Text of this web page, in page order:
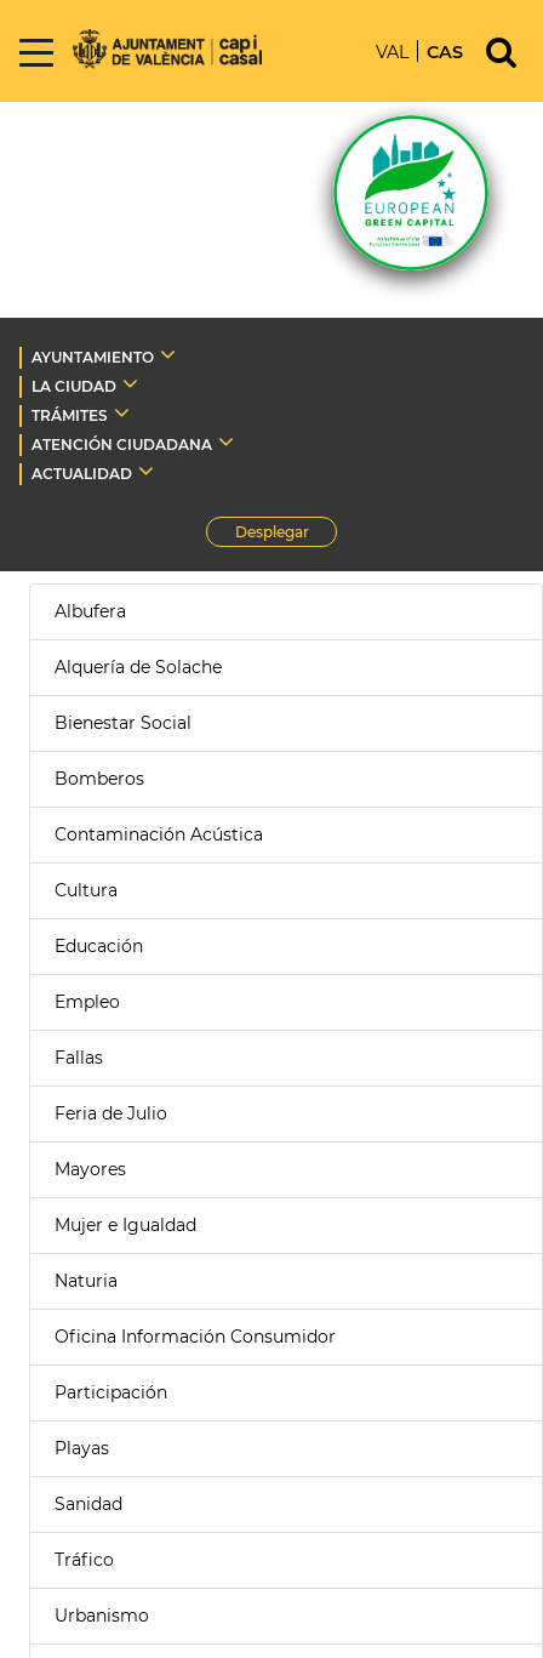
VAL CAS
AYUNTAMIENTO
LA CIUDAD
TRÁMITES
ATENCIÓN CIUDADANA
ACTUALIDAD
Desplegar
Albufera
Alquería de Solache
Bienestar Social
Bomberos
Contaminación Acústica
Cultura
Educación
Empleo
Fallas
Feria de Julio
Mayores
Mujer e Igualdad
Naturia
Oficina Información Consumidor
Participación
Playas
Sanidad
Tráfico
Urbanismo